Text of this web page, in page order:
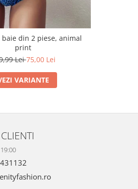
baie din 2 piese, animal
print
Lei75,00 Lei
VARIANTE